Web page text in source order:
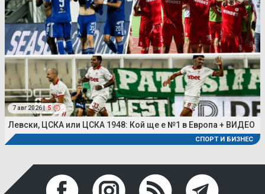
7 авг 2026 | 5
Левски, ЦСКА или ЦСКА 1948: Кой ще е №1 в Европа + ВИДЕО
СПОРТ И БИЗНЕС